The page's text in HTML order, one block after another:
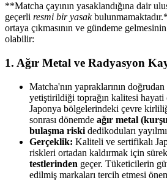
**Matcha çayının yasaklandığına dair
geçerli resmi bir yasak
ortaya çıkmasının ve gündeme
olabilir:
1. Ağır Metal ve Radyasyon
Matcha'nın yapraklarının
yetiştirildiği toprağın kalitesi hayati
Japonya bölgelerindeki çevre
sonrası dönemde ağır metal
bulaşma riski dedikoduları
Gerçeklik: Kaliteli ve sertifikalı
riskleri ortadan kaldırmak için
testlerinden geçer. Tüketicilerin
edilmiş markaları tercih etmesi